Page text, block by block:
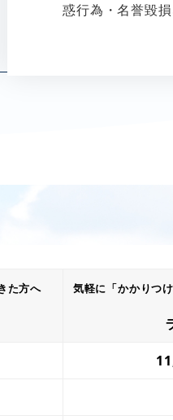
惑行為・名誉毀損
た方へ 気軽に「かかりつ